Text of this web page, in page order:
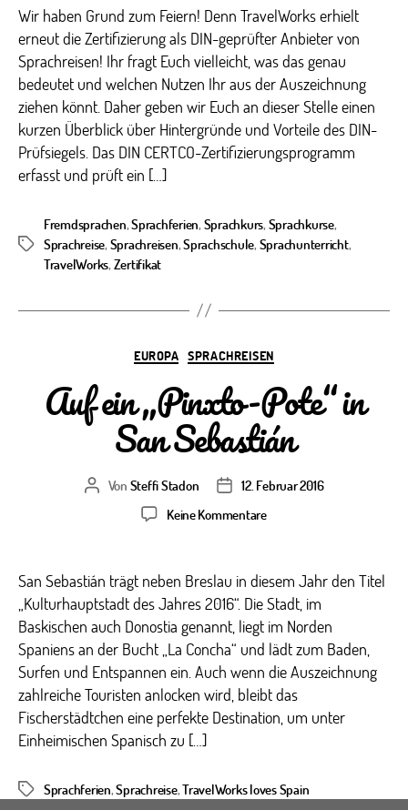
Wir haben Grund zum Feiern! Denn TravelWorks erhielt
erneut die Zertifizierung als DIN-geprüfter Anbieter von
Sprachreisen! Ihr fragt Euch vielleicht, was das genau
bedeutet und welchen Nutzen Ihr aus der Auszeichnung
ziehen könnt. Daher geben wir Euch an dieser Stelle einen
kurzen Überblick über Hintergründe und Vorteile des DIN-
Prüfsiegels. Das DIN CERTCO-Zertifizierungsprogramm
erfasst und prüft ein […]
Schlagwörter
Fremdsprachen,Sprachferien, Sprachkurs, Sprachkurse,
Sprachreise, Sprachreisen,Sprachschule, Sprachunterricht,
TravelWorks, Zertifikat
Kategorien
EUROPA SPRACHREISEN
Auf ein „Pinxto-Pote“ in
San Sebastián
Beitragsautor
Von Steffi Stadon Veröffentlichungsdatum
12. Februar 2016
Keine Kommentarezu
„Pinxto-
Pote“
in
San
Sebastián
San Sebastián trägt neben Breslau in diesem Jahr den Titel
„Kulturhauptstadt des Jahres 2016“. Die Stadt, im
Baskischen auch Donostia genannt, liegt im Norden
Spaniens an der Bucht „La Concha“ und lädt zum Baden,
Surfen und Entspannen ein. Auch wenn die Auszeichnung
zahlreiche Touristen anlocken wird, bleibt das
Fischerstädtchen eine perfekte Destination, um unter
Einheimischen Spanisch zu […]
Schlagwörter
Sprachferien,Sprachreise,TravelWorks loves Spain